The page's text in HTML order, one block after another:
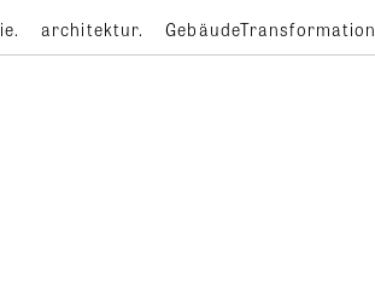
architektur. GebäudeTransformation